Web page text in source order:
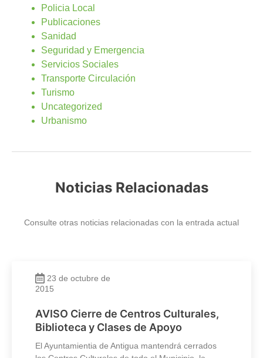
Policia Local
Publicaciones
Sanidad
Seguridad y Emergencia
Servicios Sociales
Transporte Circulación
Turismo
Uncategorized
Urbanismo
Noticias Relacionadas
Consulte otras noticias relacionadas con la entrada actual
23 de octubre de
2015
AVISO Cierre de Centros Culturales,
Biblioteca y Clases de Apoyo
El Ayuntamientia de Antigua mantendrá cerrados